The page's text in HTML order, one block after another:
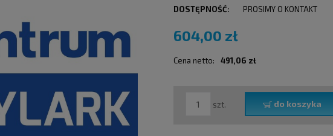
DOSTĘPNOŚĆ: PROSIMY O KONTAKT
604,00 zł
Cena netto: 491,06 zł
szt. do koszyka